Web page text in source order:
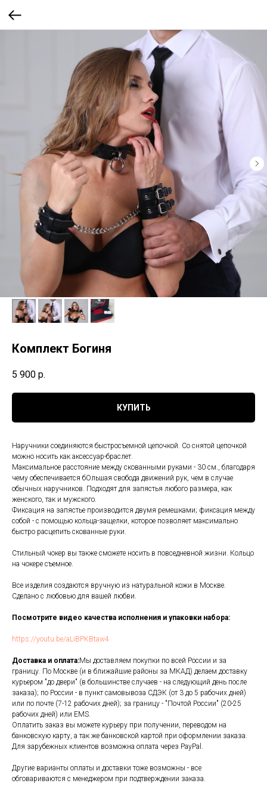
Комплект Богиня
5 900 р.
КУПИТЬ
Наручники соединяются быстросъемной цепочкой. Со снятой цепочкой
можно носить как аксессуар-браслет.
Максимальное расстояние между скованными руками - 30 см., благодаря
чему обеспечивается бОльшая свобода движений рук, чем в случае
обычных наручников. Подходят для запястья любого размера, как
женского, так и мужского.
Фиксация на запястье производится двумя ремешками; фиксация между
собой - с помощью кольца-защелки, которое позволяет максимально
быстро расцепить скованные руки.
Стильный чокер вы также сможете носить в повседневной жизни. Кольцо
на чокере съемное.
Все изделия создаются вручную из натуральной кожи в Москве.
Сделано с любовью для вашей любви.
Посмотрите видео качества исполнения и упаковки набора:
https://youtu.be/aLiBPKBtaw4
Доставка и оплата:Мы доставляем покупки по всей России и за
границу. По Москве (и в ближайшие районы за МКАД) делаем доставку
курьером "до двери" (в большинстве случаев - на следующий день после
заказа); по России - в пункт самовывоза СДЭК (от 3 до 5 рабочих дней)
или по почте (7-12 рабочих дней); за границу - "Почтой России" (20-25
рабочих дней) или EMS.
Оплатить заказ вы можете курьеру при получении, переводом на
банковскую карту, а так же банковской картой при оформлении заказа.
Для зарубежных клиентов возможна оплата через PayPal.
Другие варианты оплаты и доставки тоже возможны - все
обговариваются с менеджером при подтверждении заказа.